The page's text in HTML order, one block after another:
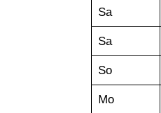
Sa
Sa
So
Mo